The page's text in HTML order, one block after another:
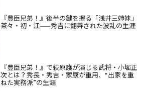
『豊臣兄弟！』後半の鍵を握る「浅井三姉妹」
茶々・初・江——秀吉に翻弄された波乱の生涯
『豊臣兄弟！』で萩原護が演じる武将・小堀正
次とは？秀長・秀吉・家康が重用、“出家を重
ねた実務派”の生涯